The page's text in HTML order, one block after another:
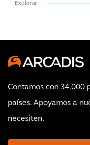
Explorar
Contamos con 34.000
países. Apoyamos a
necesiten.